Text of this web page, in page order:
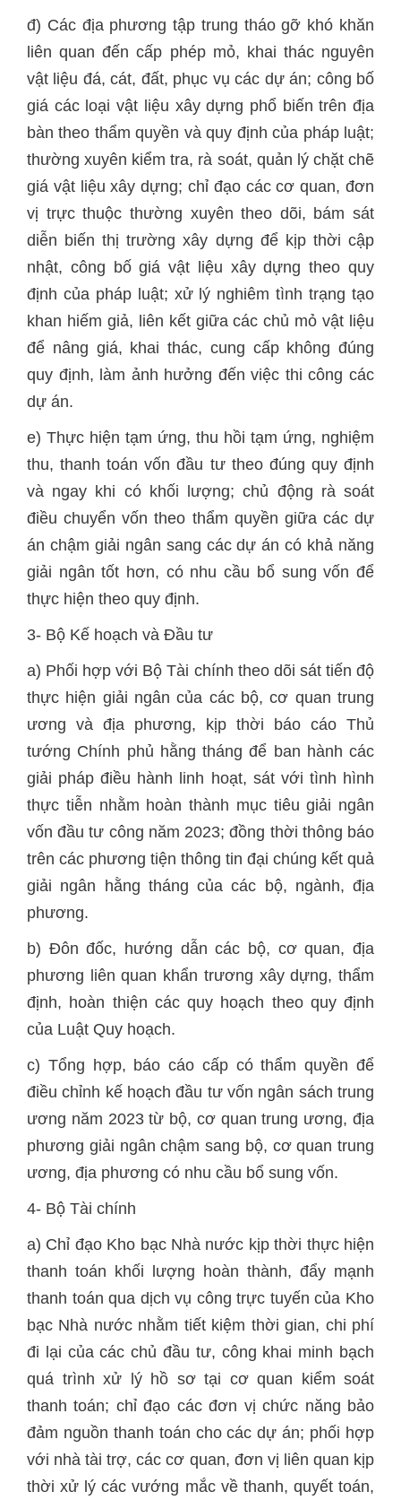
đ) Các địa phương tập trung tháo gỡ khó khăn
liên quan đến cấp phép mỏ, khai thác nguyên
vật liệu đá, cát, đất, phục vụ các dự án; công bố
giá các loại vật liệu xây dựng phổ biến trên địa
bàn theo thẩm quyền và quy định của pháp luật;
thường xuyên kiểm tra, rà soát, quản lý chặt chẽ
giá vật liệu xây dựng; chỉ đạo các cơ quan, đơn
vị trực thuộc thường xuyên theo dõi, bám sát
diễn biến thị trường xây dựng để kịp thời cập
nhật, công bố giá vật liệu xây dựng theo quy
định của pháp luật; xử lý nghiêm tình trạng tạo
khan hiếm giả, liên kết giữa các chủ mỏ vật liệu
để nâng giá, khai thác, cung cấp không đúng
quy định, làm ảnh hưởng đến việc thi công các
dự án.
e) Thực hiện tạm ứng, thu hồi tạm ứng, nghiệm
thu, thanh toán vốn đầu tư theo đúng quy định
và ngay khi có khối lượng; chủ động rà soát
điều chuyển vốn theo thẩm quyền giữa các dự
án chậm giải ngân sang các dự án có khả năng
giải ngân tốt hơn, có nhu cầu bổ sung vốn để
thực hiện theo quy định.
3- Bộ Kế hoạch và Đầu tư
a) Phối hợp với Bộ Tài chính theo dõi sát tiến độ
thực hiện giải ngân của các bộ, cơ quan trung
ương và địa phương, kịp thời báo cáo Thủ
tướng Chính phủ hằng tháng để ban hành các
giải pháp điều hành linh hoạt, sát với tình hình
thực tiễn nhằm hoàn thành mục tiêu giải ngân
vốn đầu tư công năm 2023; đồng thời thông báo
trên các phương tiện thông tin đại chúng kết quả
giải ngân hằng tháng của các bộ, ngành, địa
phương.
b) Đôn đốc, hướng dẫn các bộ, cơ quan, địa
phương liên quan khẩn trương xây dựng, thẩm
định, hoàn thiện các quy hoạch theo quy định
của Luật Quy hoạch.
c) Tổng hợp, báo cáo cấp có thẩm quyền để
điều chỉnh kế hoạch đầu tư vốn ngân sách trung
ương năm 2023 từ bộ, cơ quan trung ương, địa
phương giải ngân chậm sang bộ, cơ quan trung
ương, địa phương có nhu cầu bổ sung vốn.
4- Bộ Tài chính
a) Chỉ đạo Kho bạc Nhà nước kịp thời thực hiện
thanh toán khối lượng hoàn thành, đẩy mạnh
thanh toán qua dịch vụ công trực tuyến của Kho
bạc Nhà nước nhằm tiết kiệm thời gian, chi phí
đi lại của các chủ đầu tư, công khai minh bạch
quá trình xử lý hồ sơ tại cơ quan kiểm soát
thanh toán; chỉ đạo các đơn vị chức năng bảo
đảm nguồn thanh toán cho các dự án; phối hợp
với nhà tài trợ, các cơ quan, đơn vị liên quan kịp
thời xử lý các vướng mắc về thanh, quyết toán,